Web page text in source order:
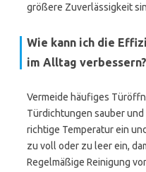
größere Zuverlässigkeit
Wie kann ich die
im Alltag verbessern?
Vermeide häufiges
Türdichtungen sauber
richtige Temperatur ein
zu voll oder zu leer ein,
Regelmäßige Reinigung